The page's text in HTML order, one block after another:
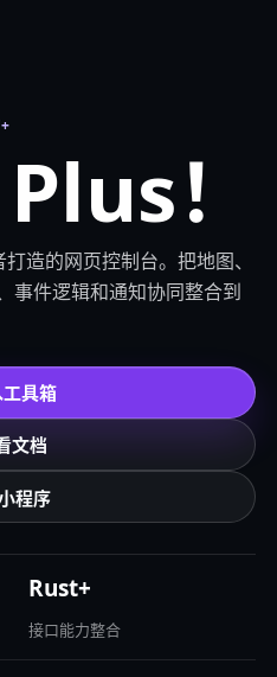
！
造的网页控制台。把地图、
事件逻辑和通知协同整合到
具箱
文档
程序
Rust+
接口能力整合